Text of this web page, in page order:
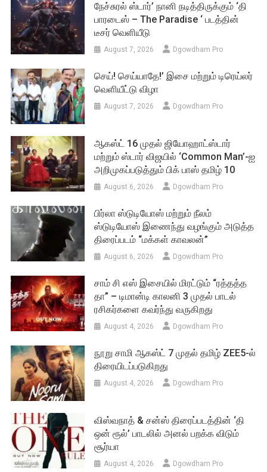
நேச்சுரல் ஸ்டார்’ நானி நடித்திருக்கும் ‘தி
பாரடைஸ் – The Paradise ‘ படத்தின்
டீசர் வெளியீடு
August 7, 2026 Dgowdham Pro
செய்! செய்யாதே!’ இசை மற்றும் டிரெய்லர்
வெளியீட்டு விழா
August 7, 2026 Dgowdham Pro
ஆகஸ்ட் 16 முதல் ஜியோஹாட்ஸ்டார்
மற்றும் ஸ்டார் விஜயில் ‘Common Man’-ஐ
அறிமுகப்படுத்தும் பிக் பாஸ் தமிழ் 10
August 6, 2026 Dgowdham Pro
பிர்லா ஸ்டுடியோஸ் மற்றும் நீலம்
ஸ்டுடியோஸ் இணைந்து வழங்கும் அடுத்த
திரைப்படம் “மக்கள் காவலன்”
August 6, 2026 Dgowdham Pro
சாம் சி எஸ் இசையில் மிரட்டும் “ரத்தத்த
தா” – டிமான்டி காலனி 3 முதல் பாடல்
ரசிகர்களை கவர்ந்து வருகிறது
August 4, 2026 Dgowdham Pro
நூறு சாமி ஆகஸ்ட் 7 முதல் தமிழ் ZEE5-ல்
திரையிடப்படுகிறது
August 4, 2026 Dgowdham Pro
விஸ்வநாத் & சன்ஸ் திரைப்படத்தின் ‘தி
ஒன் ரூல்’ பாடலில் அனல் பறக்க விடும்
சூர்யா
August 4, 2026 Dgowdham Pro